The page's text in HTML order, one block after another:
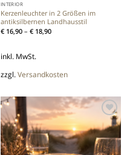
INTERIOR
Kerzenleuchter in 2 Größen im
antiksilbernen Landhausstil
€16,90– €18,90
inkl. MwSt.
zzgl.Versandkosten
Add to
wishlist